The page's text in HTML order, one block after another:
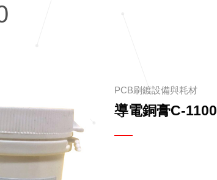
PCB刷鍍設備與耗材
導電銅膏C-1100